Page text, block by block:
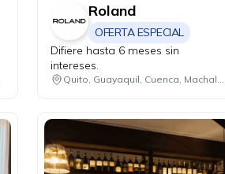
Roland
OFERTA ESPECIAL
Difiere hasta 6 meses sin
intereses.
Quito, Guayaquil, Cuenca, Machala, Ibarra, Ambato, Manta, Portoviejo, Riobamba